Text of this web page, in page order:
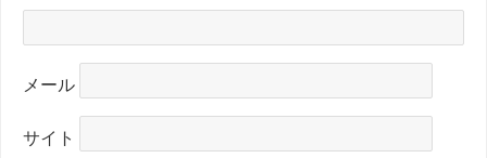
メール
サイト